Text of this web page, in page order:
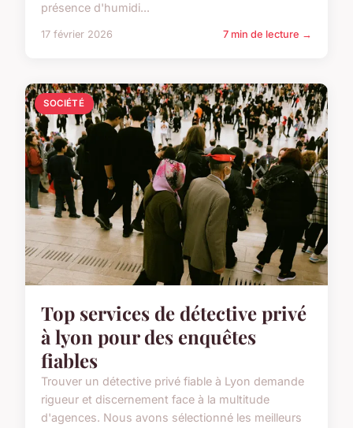
présence d'humidi...
17 février 2026 7 min de lecture →
SOCIÉTÉ
Top services de détective privé
à lyon pour des enquêtes
fiables
Trouver un détective privé fiable à Lyon demande
rigueur et discernement face à la multitude
d'agences. Nous avons sélectionné les meilleurs